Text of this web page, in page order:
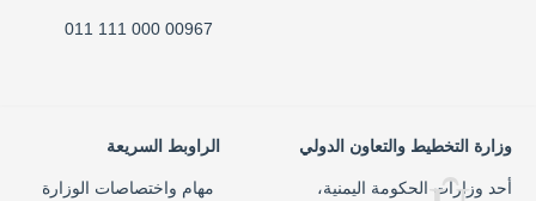
00967 000 111 011
وزارة التخطيط والتعاون الدولي
أحد وزارات الحكومة اليمنية،
الراوبط السريعة
مهام واختصاصات الوزارة